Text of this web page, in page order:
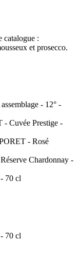
catalogue :
et prosecco.
- 12° -
Cuvée Prestige -
- Rosé
Chardonnay -
70 cl
70 cl